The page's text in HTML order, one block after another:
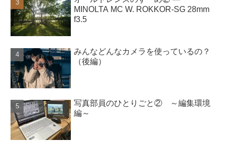
MINOLTA MC W. ROKKOR-SG 28mm
f3.5
みんなどんなカメラを使っているの？
（後編）
写真部員のひとりごと② ～編集環境
編～